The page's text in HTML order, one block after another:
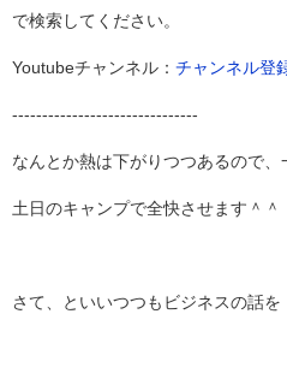
で検索してください。
Youtubeチャンネル： チャンネル登
-------------------------------
なんとか熱は下がりつつあるので、
土日のキャンプで全快させます＾＾
さて、といいつつもビジネスの話を